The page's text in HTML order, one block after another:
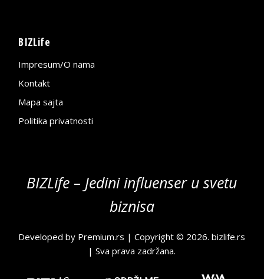
BIZLife
Impresum/O nama
Kontakt
Mapa sajta
Politika privatnosti
BIZLife – Jedini influenser u svetu
biznisa
Developed by Premium.rs | Copyright © 2026.bizlife.rs
| Sva prava zadržana.